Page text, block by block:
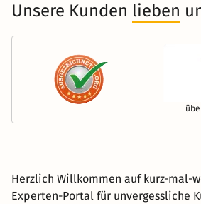
Unsere Kunden lieben
Herzlich Willkommen auf kurz-mal-
Experten-Portal für unvergessliche